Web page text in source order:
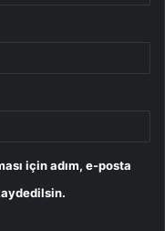
için adım, e-posta